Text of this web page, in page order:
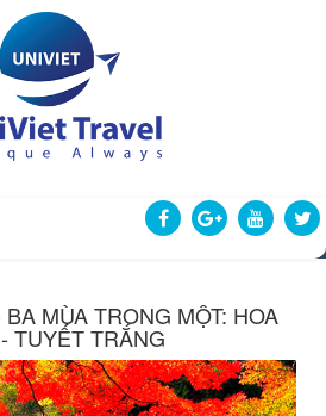
MÙA TRONG MỘT: HOA
TUYẾT TRẮNG